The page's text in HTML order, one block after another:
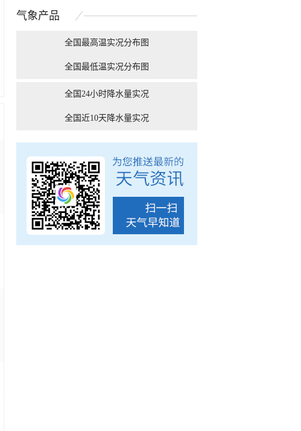
夏天的快乐 藏在这些消暑
有种冷叫嗷嗷冷！9张图
气象产品
全国最高温实况分布图
全国最低温实况分布图
全国24小时降水量实况
全国近10天降水量实况